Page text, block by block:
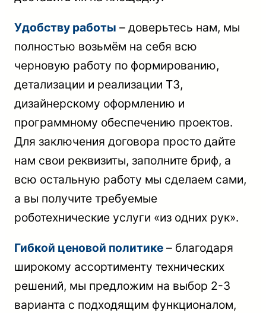
Удобству работы – доверьтесь нам, мы
полностью возьмём на себя всю
черновую работу по формированию,
детализации и реализации ТЗ,
дизайнерскому оформлению и
программному обеспечению проектов.
Для заключения договора просто дайте
нам свои реквизиты, заполните бриф, а
всю остальную работу мы сделаем сами,
а вы получите требуемые
роботехнические услуги «из одних рук».
Гибкой ценовой политике – благодаря
широкому ассортименту технических
решений, мы предложим на выбор 2-3
варианта с подходящим функционалом,